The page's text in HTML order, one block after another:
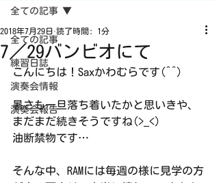
全ての記事
練習日誌
演奏会情報
演奏会報告
全ての記事
7／29バンビオにて
2018年7月29日 読了時間: 1分
こんにちは！Saxかわむらです(^^)
暑さも一旦落ち着いたかと思いきや、
まだまだ続きそうですね(>_<)
油断禁物です…
そんな中、RAMには毎週の様に見学の方